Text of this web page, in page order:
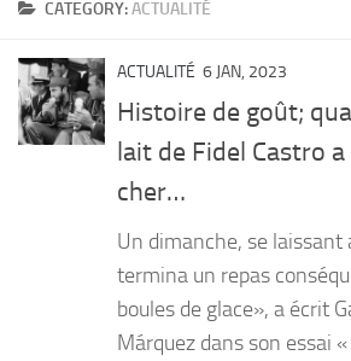
PORTRAITS
LIVRES
Entrées
Desserts
CATEGORY:ACTUALITÉ
ACTUALITÉ 6 JAN, 2023
Histoire de goût;
lait de Fidel Castro
cher…
Un dimanche, se laissant
termina un repas
boules de glace», a écrit
Márquez dans son essai